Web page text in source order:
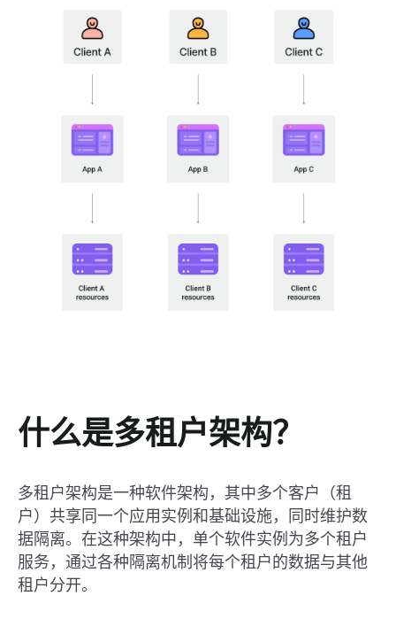
什么是多租户架构？
多租户架构是一种软件架构，其中多个客户（租
户）共享同一个应用实例和基础设施，同时维护数
据隔离。在这种架构中，单个软件实例为多个租户
服务，通过各种隔离机制将每个租户的数据与其他
租户分开。